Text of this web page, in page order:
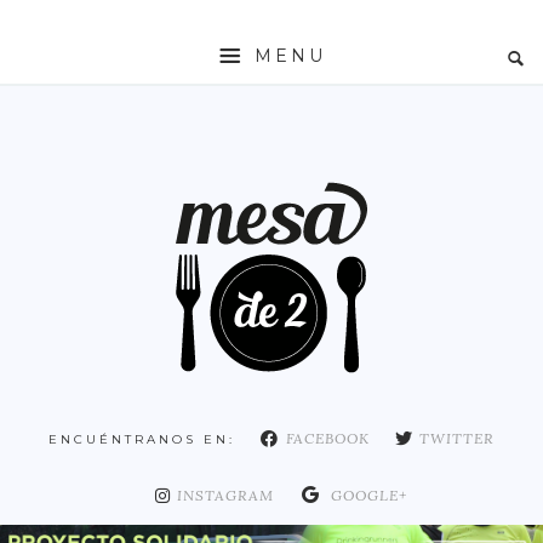
MENU
COMUNIDAD DE MADRID
DISTRITO ARGANZUELA
DISTRITO CHAMARTÍN
ENCUÉNTRANOS EN: FACEBOOK TWITTER
INSTAGRAM GOOGLE+